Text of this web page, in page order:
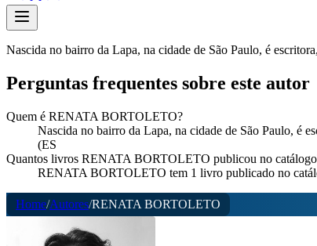
Nascida no bairro da Lapa, na cidade de São Paulo, é
Perguntas frequentes sobre este autor
Quem é RENATA BORTOLETO?
Nascida no bairro da Lapa, na cidade de São Paulo, é
(ES
Quantos livros RENATA BORTOLETO publicou no
RENATA BORTOLETO tem 1 livro publicado no
Home/Autores/RENATA BORTOLETO